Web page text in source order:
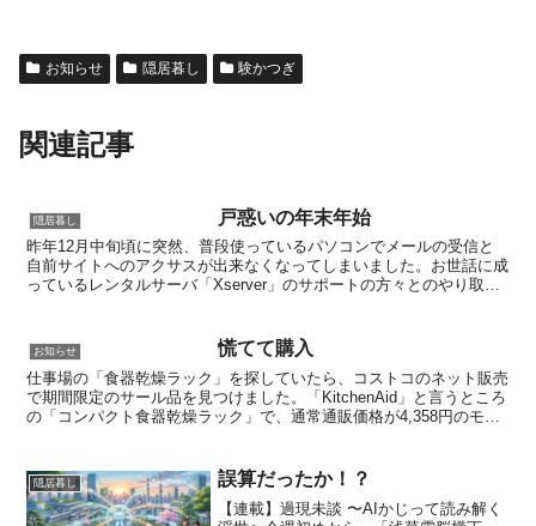
お知らせ 隠居暮し 験かつぎ
関連記事
隠居暮し 戸惑いの年末年始
昨年12月中旬頃に突然、普段使っているパソコンでメールの受信と
自前サイトへのアクサスが出来なくなってしまいました。お世話に成
っているレンタルサーバ「Xserver」のサポートの方々とのやり取り
お知らせ 慌てて購入
仕事場の「食器乾燥ラック」を探していたら、コストコのネット販売
で期間限定のサール品を見つけました。「KitchenAid」と言うところ
の「コンパクト食器乾燥ラック」で、通常通販価格が4,358円のモノ
隠居暮し 誤算だったか！？
【連載】過現未談 〜AIかじって読み解く